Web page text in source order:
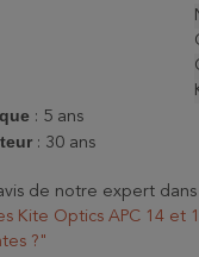
: 5 ans
: 30 ans
de notre expert
Kite Optics APC 14 et
?"